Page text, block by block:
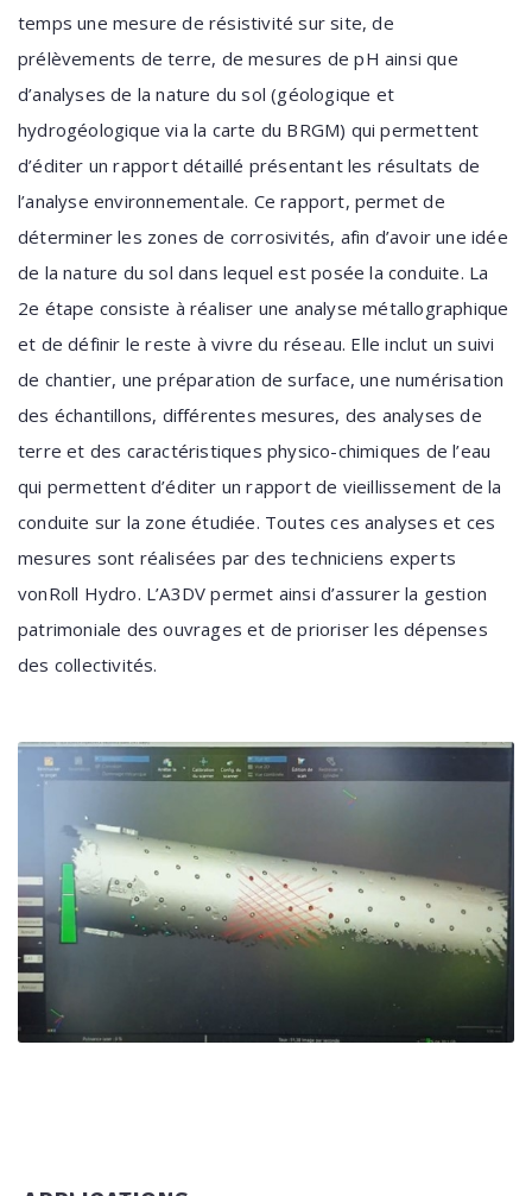
temps une mesure de résistivité sur site, de
prélèvements de terre, de mesures de pH ainsi que
d’analyses de la nature du sol (géologique et
hydrogéologique via la carte du BRGM) qui permettent
d’éditer un rapport détaillé présentant les résultats de
l’analyse environnementale. Ce rapport, permet de
déterminer les zones de corrosivités, afin d’avoir une idée
de la nature du sol dans lequel est posée la conduite. La
2e étape consiste à réaliser une analyse métallographique
et de définir le reste à vivre du réseau. Elle inclut un suivi
de chantier, une préparation de surface, une numérisation
des échantillons, différentes mesures, des analyses de
terre et des caractéristiques physico-chimiques de l’eau
qui permettent d’éditer un rapport de vieillissement de la
conduite sur la zone étudiée. Toutes ces analyses et ces
mesures sont réalisées par des techniciens experts
vonRoll Hydro. L’A3DV permet ainsi d’assurer la gestion
patrimoniale des ouvrages et de prioriser les dépenses
des collectivités.